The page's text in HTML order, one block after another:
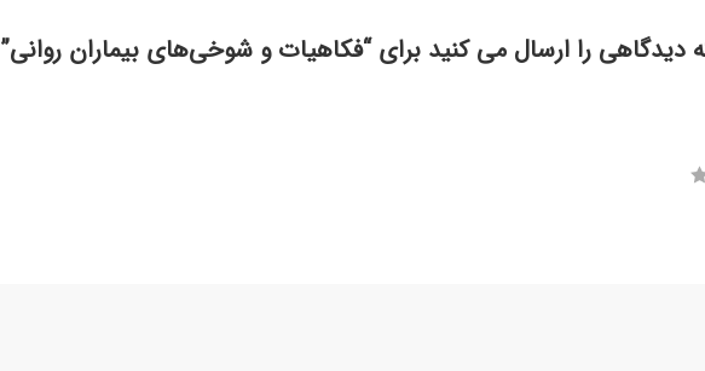
دیدگاهی را ارسال می کنید برای “فکاهیات و شوخی‌های بیماران روانی”